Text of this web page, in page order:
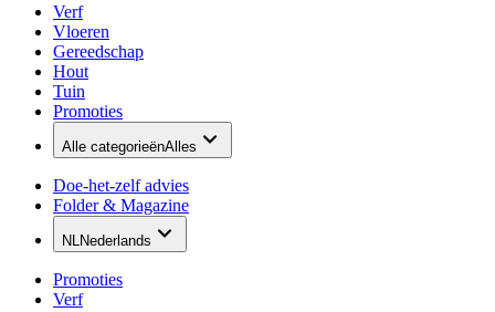
Verf
Vloeren
Gereedschap
Hout
Tuin
Promoties
Alle categorieënAlles
Doe-het-zelf advies
Folder & Magazine
NLNederlands
Promoties
Verf